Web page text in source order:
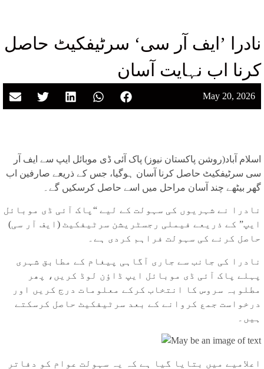
نادرا ’ایف آر سی‘ سرٹیفکیٹ حاصل
کرنا اب نہایت آسان
May 20, 2026
اسلام آباد(روشن پاکستان نیوز) پاک آئی ڈی موبائل ایپ سے ایف آر
سی سرٹیفکیٹ حاصل کرنا آسان ہوگیا، جس کے ذریعے صارفین اب
گھر بیٹھے چند آسان مراحل میں اسے حاصل کرسکیں گے۔
نادرا نے شہریوں کی سہولت کے لیے “پاک آئی ڈی موبائل
ایپ” کے ذریعے فیملی رجسٹریشن سرٹیفکیٹ (ایف آر سی)
حاصل کرنے کی سہولت فراہم کردی ہے۔
نادرا کی جانب سے جاری آگاہی پیغام کے مطابق شہری
پہلے پاک آئی ڈی موبائل ایپ ڈاؤن لوڈ کریں، پھر
مطلوبہ سروس کا انتخاب کرکے معلومات درج کریں اور
درخواست جمع کروانے کے بعد سرٹیفکیٹ حاصل کرسکتے
ہیں۔
اعلامیے میں بتایا گیا ہے کہ یہ سہولت عوام کو دفاتر